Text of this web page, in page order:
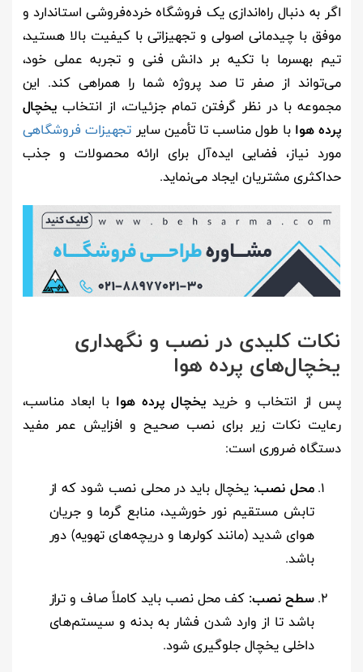
اگر به دنبال راه‌اندازی یک فروشگاه خرده‌فروشی استاندارد و
موفق با چیدمانی اصولی و تجهیزاتی با کیفیت بالا هستید،
تیم بهسرما با تکیه بر دانش فنی و تجربه عملی خود،
می‌تواند از صفر تا صد پروژه شما را همراهی کند. این
مجموعه با در نظر گرفتن تمام جزئیات، از انتخاب یخچال
پرده هوا با طول مناسب تا تأمین سایر تجهیزات فروشگاهی
مورد نیاز، فضایی ایده‌آل برای ارائه محصولات و جذب
حداکثری مشتریان ایجاد می‌نماید.
نکات کلیدی در نصب و نگهداری
یخچال‌های پرده هوا
پس از انتخاب و خریدیخچال پرده هوا با ابعاد مناسب،
رعایت نکات زیر برای نصب صحیح و افزایش عمر مفید
دستگاه ضروری است:
محل نصب: یخچال باید در محلی نصب شود که از
تابش مستقیم نور خورشید، منابع گرما و جریان
هوای شدید (مانند کولرها و دریچه‌های تهویه) دور
باشد.
سطح نصب: کف محل نصب باید کاملاً صاف و تراز
باشد تا از وارد شدن فشار به بدنه و سیستم‌های
داخلی یخچال جلوگیری شود.